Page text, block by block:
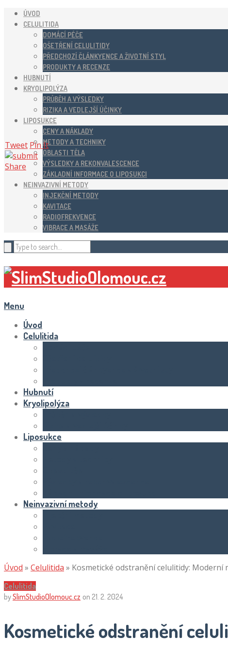
ÚVOD
CELULITIDA
DOMÁCÍ PÉČE
OŠETŘENÍ CELULITIDY
PŘEDCHOZÍ ČLÁNKYENCE A ŽIVOTNÍ STYL
PRODUKTY A RECENZE
HUBNUTÍ
KRYOLIPOLÝZA
PRŮBĚH A VÝSLEDKY
RIZIKA A VEDLEJŠÍ ÚČINKY
LIPOSUKCE
CENY A NÁKLADY
METODY A TECHNIKY
OBLASTI TĚLA
VÝSLEDKY A REKONVALESCENCE
ZÁKLADNÍ INFORMACE O LIPOSUKCI
NEINVAZIVNÍ METODY
INJEKČNÍ METODY
KAVITACE
RADIOFREKVENCE
VIBRACE A MASÁŽE
Menu
Úvod
Celulitida
Hubnutí
Kryolipolýza
Liposukce
Neinvazivní metody
Úvod » Celulitida » Kosmetické odstranění celulitidy:
Celulitida
bySlimStudioOlomouc.cz on 21. 2. 2024
Kosmetické odstranění
Tweet Pin It
Share